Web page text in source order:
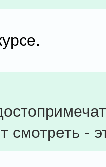
смотреть -